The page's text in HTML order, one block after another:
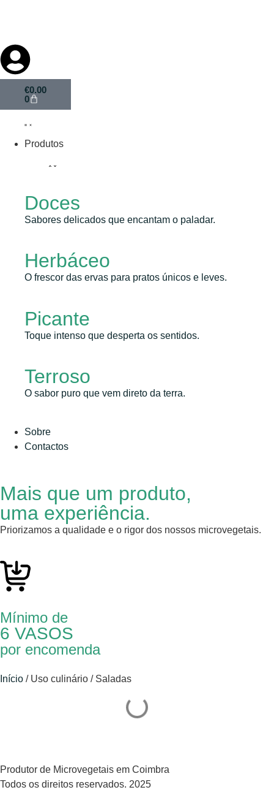
€0.00
0
Produtos
Doces
Sabores delicados que encantam o paladar.
Herbáceo
O frescor das ervas para pratos únicos e leves.
Picante
Toque intenso que desperta os sentidos.
Terroso
O sabor puro que vem direto da terra.
Sobre
Contactos
Mais que um produto,
uma experiência.
Priorizamos a qualidade e o rigor dos nossos microvegetais.
Mínimo de
6 VASOS
por encomenda
Início / Uso culinário / Saladas
Produtor de Microvegetais em Coimbra
Todos os direitos reservados. 2025